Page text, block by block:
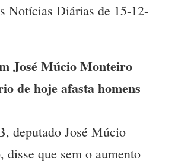
Notícias Diárias de 15-12-
José Múcio Monteiro
de hoje afasta homens
deputado José Múcio
disse que sem o aumento